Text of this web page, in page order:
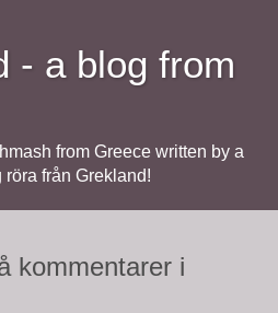
- a blog from
from Greece written by a
från Grekland!
kommentarer i